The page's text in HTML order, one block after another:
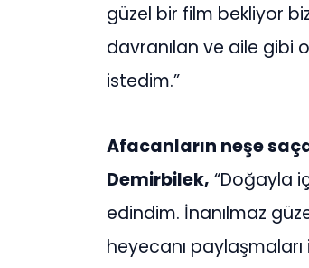
güzel bir film bekliyor
davranılan ve aile gibi
istedim.”
Afacanların neşe
Demirbilek, “Doğayla
edindim. İnanılmaz
heyecanı